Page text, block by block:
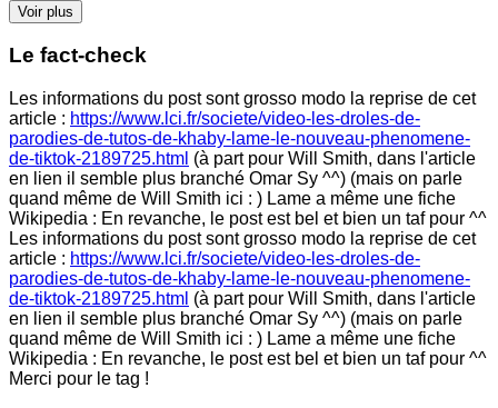
Voir plus
Le fact-check
Les informations du post sont grosso modo la reprise de cet
article : https://www.lci.fr/societe/video-les-droles-de-
parodies-de-tutos-de-khaby-lame-le-nouveau-phenomene-
de-tiktok-2189725.html (à part pour Will Smith, dans l'article
en lien il semble plus branché Omar Sy ^^) (mais on parle
quand même de Will Smith ici : ) Lame a même une fiche
Wikipedia : En revanche, le post est bel et bien un taf pour ^^
Les informations du post sont grosso modo la reprise de cet
article : https://www.lci.fr/societe/video-les-droles-de-
parodies-de-tutos-de-khaby-lame-le-nouveau-phenomene-
de-tiktok-2189725.html (à part pour Will Smith, dans l'article
en lien il semble plus branché Omar Sy ^^) (mais on parle
quand même de Will Smith ici : ) Lame a même une fiche
Wikipedia : En revanche, le post est bel et bien un taf pour ^^
Merci pour le tag !